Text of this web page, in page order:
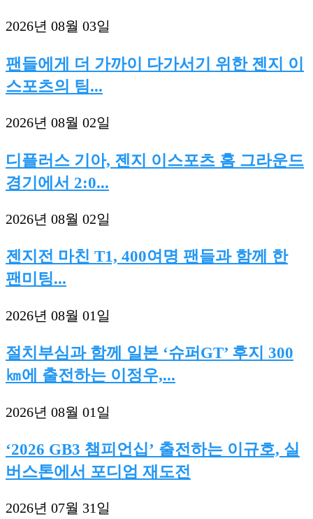
2026년 08월 03일
팬들에게 더 가까이 다가서기 위한 젠지 이
스포츠의 팀...
2026년 08월 02일
디플러스 기아, 젠지 이스포츠 홈 그라운드
경기에서 2:0...
2026년 08월 02일
젠지전 마친 T1, 400여명 팬들과 함께 한
팬미팅...
2026년 08월 01일
절치부심과 함께 일본 ‘슈퍼GT’ 후지 300
㎞에 출전하는 이정우,...
2026년 08월 01일
‘2026 GB3 챔피언십’ 출전하는 이규호, 실
버스톤에서 포디엄 재도전
2026년 07월 31일